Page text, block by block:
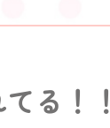
る！！